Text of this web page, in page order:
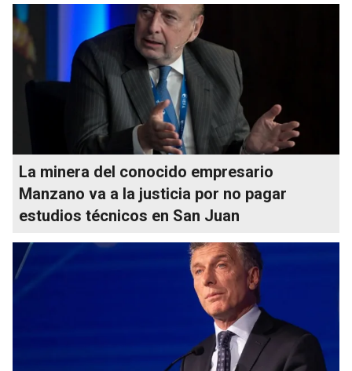
La minera del conocido empresario
Manzano va a la justicia por no pagar
estudios técnicos en San Juan